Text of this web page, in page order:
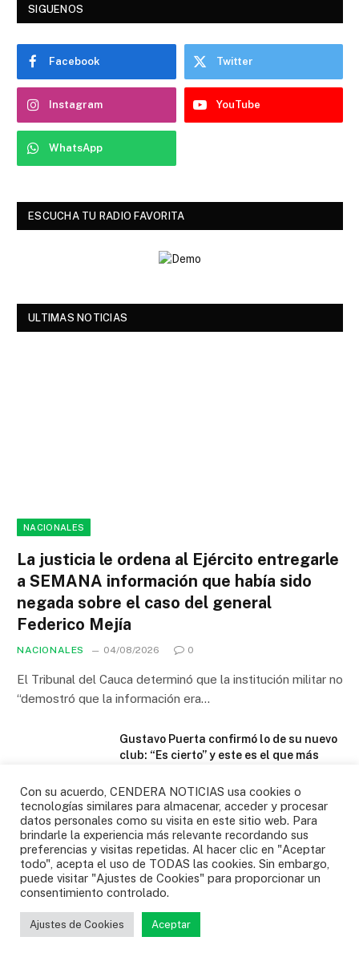
SIGUENOS
Facebook Twitter
Instagram YouTube
WhatsApp
ESCUCHA TU RADIO FAVORITA
ULTIMAS NOTICIAS
NACIONALES
La justicia le ordena al Ejército entregarle
a SEMANA información que había sido
negada sobre el caso del general
Federico Mejía
NACIONALES 04/08/2026 0
El Tribunal del Cauca determinó que la institución militar no
“demostró que la información era…
Gustavo Puerta confirmó lo de su nuevo
club: “Es cierto” y este es el que más
04/08/2026
Colombia ganó histórico oro en voleibol
de los Juegos Centroamericanos y del
Caribe
31/07/2026
¿Cuándo vuelve a jugar la selección de
Colombia? Ya hay dos amistosos en el
Con su acuerdo, CENDERA NOTICIAS usa cookies o
tecnologías similares para almacenar, acceder y procesar
datos personales como su visita en este sitio web. Para
brindarle la experiencia más relevante recordando sus
preferencias y visitas repetidas. Al hacer clic en "Aceptar
todo", acepta el uso de TODAS las cookies. Sin embargo,
puede visitar "Ajustes de Cookies" para proporcionar un
consentimiento controlado.
Ajustes de Cookies Aceptar